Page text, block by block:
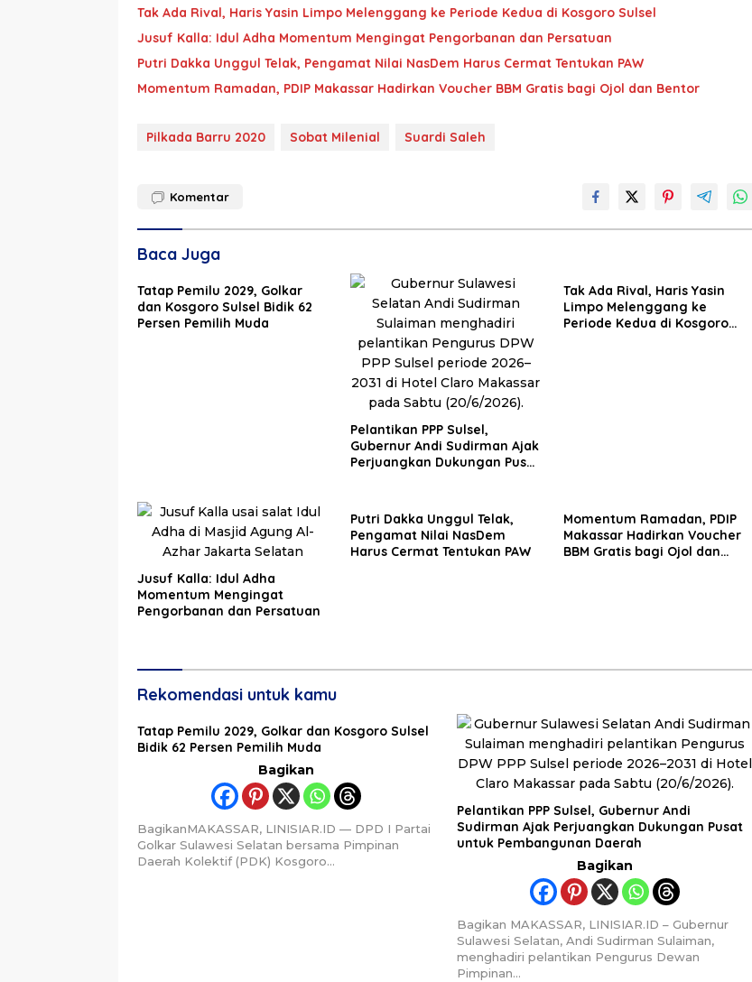
Tak Ada Rival, Haris Yasin Limpo Melenggang ke Periode Kedua di Kosgoro Sulsel
Jusuf Kalla: Idul Adha Momentum Mengingat Pengorbanan dan Persatuan
Putri Dakka Unggul Telak, Pengamat Nilai NasDem Harus Cermat Tentukan PAW
Momentum Ramadan, PDIP Makassar Hadirkan Voucher BBM Gratis bagi Ojol dan Bentor
Pilkada Barru 2020 Sobat Milenial Suardi Saleh
Komentar
Baca Juga
Tatap Pemilu 2029, Golkar
dan Kosgoro Sulsel Bidik 62
Persen Pemilih Muda
Pelantikan PPP Sulsel,
Gubernur Andi Sudirman Ajak
Perjuangkan Dukungan Pusat
Tak Ada Rival, Haris Yasin
Limpo Melenggang ke
Periode Kedua di Kosgoro
Jusuf Kalla: Idul Adha
Momentum Mengingat
Pengorbanan dan Persatuan
Putri Dakka Unggul Telak,
Pengamat Nilai NasDem
Harus Cermat Tentukan PAW
Momentum Ramadan, PDIP
Makassar Hadirkan Voucher
BBM Gratis bagi Ojol dan
Rekomendasi untuk kamu
Tatap Pemilu 2029, Golkar dan Kosgoro Sulsel
Bidik 62 Persen Pemilih Muda
Bagikan
BagikanMAKASSAR, LINISIAR.ID — DPD I Partai
Golkar Sulawesi Selatan bersama Pimpinan
Daerah Kolektif (PDK) Kosgoro…
Pelantikan PPP Sulsel, Gubernur Andi
Sudirman Ajak Perjuangkan Dukungan Pusat
untuk Pembangunan Daerah
Bagikan
Bagikan MAKASSAR, LINISIAR.ID – Gubernur
Sulawesi Selatan, Andi Sudirman Sulaiman,
menghadiri pelantikan Pengurus Dewan
Pimpinan…